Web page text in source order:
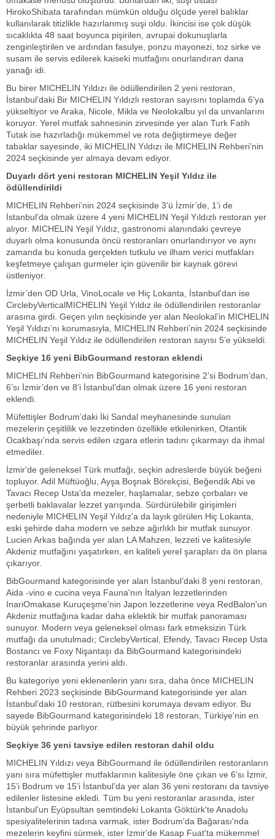
HirokoShibata tarafından mümkün olduğu ölçüde yerel balıklar
kullanılarak titizlikle hazırlanmış suşi oldu. İkincisi ise çok düşük
sıcaklıkta 48 saat boyunca pişirilen, avrupai dokunuşlarla
zenginleştirilen ve ardından fasulye, ponzu mayonezi, toz sirke ve
susam ile servis edilerek kaiseki mutfağını onurlandıran dana
yanağı idi.
Bu birer MICHELIN Yıldızı ile ödüllendirilen 2 yeni restoran,
İstanbul’daki Bir MICHELIN Yıldızlı restoran sayısını toplamda 6’ya
yükseltiyor ve Araka, Nicole, Mikla ve Neolokalbu yıl da unvanlarını
koruyor. Yerel mutfak sahnesinin zirvesinde yer alan Turk Fatih
Tutak ise hazırladığı mükemmel ve rota değiştirmeye değer
tabaklar sayesinde, iki MICHELIN Yıldızı ile MICHELIN Rehberi’nin
2024 seçkisinde yer almaya devam ediyor.
Duyarlı dört yeni restoran MICHELIN Yeşil Yıldız ile
ödüllendirildi
MICHELIN Rehberi’nin 2024 seçkisinde 3’ü İzmir’de, 1’i de
İstanbul’da olmak üzere 4 yeni MICHELIN Yeşil Yıldızlı restoran yer
alıyor. MICHELIN Yeşil Yıldız, gastronomi alanındaki çevreye
duyarlı olma konusunda öncü restoranları onurlandırıyor ve aynı
zamanda bu konuda gerçekten tutkulu ve ilham verici mutfakları
keşfetmeye çalışan gurmeler için güvenilir bir kaynak görevi
üstleniyor.
İzmir’den OD Urla, VinoLocale ve Hiç Lokanta, İstanbul’dan ise
CirclebyVerticalMICHELIN Yeşil Yıldız ile ödüllendirilen restoranlar
arasına girdi. Geçen yılın seçkisinde yer alan Neolokal’in MICHELIN
Yeşil Yıldızı’nı korumasıyla, MICHELIN Rehberi’nin 2024 seçkisinde
MICHELIN Yeşil Yıldız ile ödüllendirilen restoran sayısı 5’e yükseldi.
Seçkiye 16 yeni BibGourmand restoran eklendi
MICHELIN Rehberi’nin BibGourmand kategorisine 2’si Bodrum’dan,
6’sı İzmir’den ve 8’i İstanbul’dan olmak üzere 16 yeni restoran
eklendi.
Müfettişler Bodrum’daki İki Sandal meyhanesinde sunulan
mezelerin çeşitlilik ve lezzetinden özellikle etkilenirken, Otantik
Ocakbaşı'nda servis edilen ızgara etlerin tadını çıkarmayı da ihmal
etmediler.
İzmir'de geleneksel Türk mutfağı, seçkin adreslerde büyük beğeni
topluyor. Adil Müftüoğlu, Ayşa Boşnak Börekçisi, Beğendik Abi ve
Tavacı Recep Usta'da mezeler, haşlamalar, sebze çorbaları ve
şerbetli baklavalar lezzet yarışında. Sürdürülebilir girişimleri
nedeniyle MICHELIN Yeşil Yıldız'a da layık görülen Hiç Lokanta,
eski şehirde daha modern ve sebze ağırlıklı bir mutfak sunuyor.
Lucien Arkas bağında yer alan LA Mahzen, lezzeti ve kalitesiyle
Akdeniz mutfağını yaşatırken, en kaliteli yerel şarapları da ön plana
çıkarıyor.
BibGourmand kategorisinde yer alan İstanbul’daki 8 yeni restoran,
Aida -vino e cucina veya Fauna'nın İtalyan lezzetlerinden
InariOmakase Kuruçeşme'nin Japon lezzetlerine veya RedBalon'un
Akdeniz mutfağına kadar daha eklektik bir mutfak panoraması
sunuyor. Modern veya geleneksel olması fark etmeksizin Türk
mutfağı da unutulmadı; CirclebyVertical, Efendy, Tavacı Recep Usta
Bostancı ve Foxy Nişantaşı da BibGourmand kategorisindeki
restoranlar arasında yerini aldı.
Bu kategoriye yeni eklenenlerin yanı sıra, daha önce MICHELIN
Rehberi 2023 seçkisinde BibGourmand kategorisinde yer alan
İstanbul’daki 10 restoran, rütbesini korumaya devam ediyor. Bu
sayede BibGourmand kategorisindeki 18 restoran, Türkiye'nin en
büyük şehrinde parlıyor.
Seçkiye 36 yeni tavsiye edilen restoran dahil oldu
MICHELIN Yıldızı veya BibGourmand ile ödüllendirilen restoranların
yanı sıra müfettişler mutfaklarının kalitesiyle öne çıkan ve 6’sı İzmir,
15’i Bodrum ve 15’i İstanbul’da yer alan 36 yeni restoranı da tavsiye
edilenler listesine ekledi. Tüm bu yeni restoranlar arasında, ister
İstanbul'un Eyüpsultan semtindeki Lokanta Göktürk'te Anadolu
spesiyalitelerinin tadına varmak, ister Bodrum'da Bağarası'nda
mezelerin keyfini sürmek, ister İzmir'de Kasap Fuat'ta mükemmel